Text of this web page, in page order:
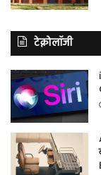
टेक्नोलॉजी